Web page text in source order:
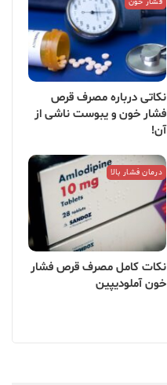
فشار خون
نکاتی درباره مصرف قرص
فشار خون و یبوست ناشی از
آن!
درمان فشار بالا
نکات کامل مصرف قرص فشار
خون آملودیپین